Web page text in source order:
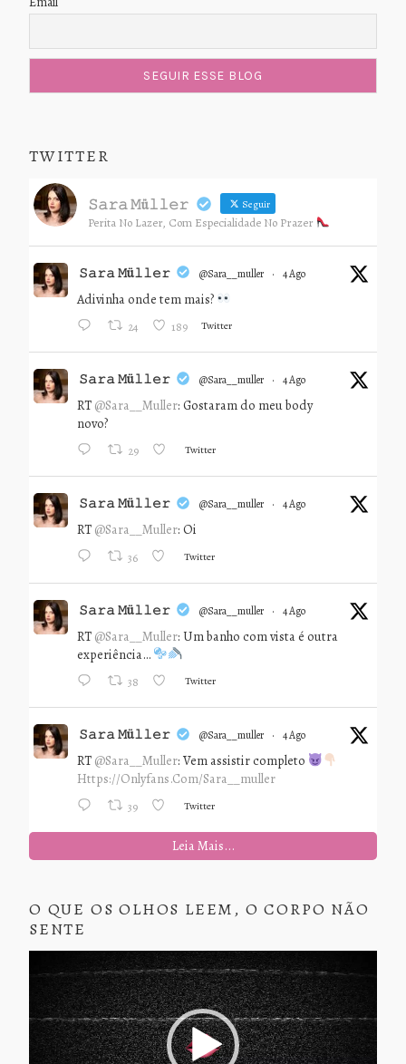
TWITTER
𝚂𝚊𝚛𝚊 𝙼ü𝚕𝚕𝚎𝚛 Seguir
Perita No Lazer, Com Especialidade No Prazer
𝚂𝚊𝚛𝚊 𝙼ü𝚕𝚕𝚎𝚛 @sara__muller · 4 Ago
Adivinha onde tem mais?
24 189 Twitter
𝚂𝚊𝚛𝚊 𝙼ü𝚕𝚕𝚎𝚛 @sara__muller · 4 Ago
RT @Sara__Muller: Gostaram do meu body
novo?
29 Twitter
𝚂𝚊𝚛𝚊 𝙼ü𝚕𝚕𝚎𝚛 @sara__muller · 4 Ago
RT @Sara__Muller: Oi
36 Twitter
𝚂𝚊𝚛𝚊 𝙼ü𝚕𝚕𝚎𝚛 @sara__muller · 4 Ago
RT @Sara__Muller: Um banho com vista é outra
experiência…
38 Twitter
𝚂𝚊𝚛𝚊 𝙼ü𝚕𝚕𝚎𝚛 @sara__muller · 4 Ago
RT @Sara__Muller: Vem assistir completo
Https://onlyfans.com/sara__muller
39 Twitter
Leia Mais...
O QUE OS OLHOS LEEM, O CORPO NÃO
SENTE
de
vídeo